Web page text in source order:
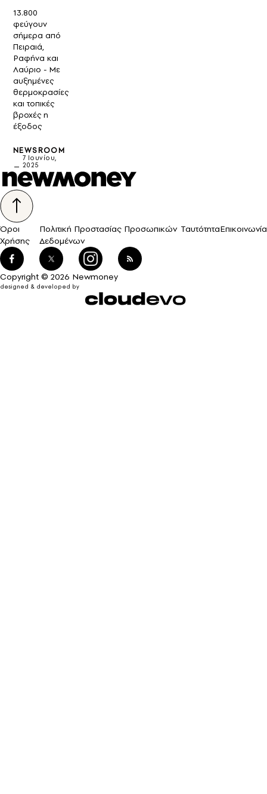
13.800
φεύγουν
σήμερα από
Πειραιά,
Ραφήνα και
Λαύριο - Με
αυξημένες
θερμοκρασίες
και τοπικές
βροχές η
έξοδος
NEWSROOM
7 Ιουνίου,
2025
Όροι
Χρήσης
Πολιτική Προστασίας Προσωπικών
Δεδομένων
ΤαυτότηταΕπικοινωνία
Copyright © 2026 Newmoney
designed & developed by